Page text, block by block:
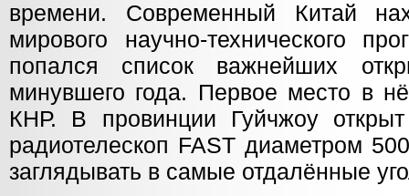
времени. Современный Китай
мирового научно-технического
попался список важнейших
минувшего года. Первое место в
КНР. В провинции Гуйчжоу
радиотелескоп FAST диаметром
заглядывать в самые отдалённые